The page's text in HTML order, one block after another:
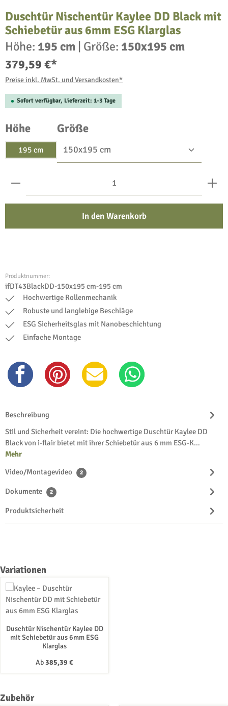
Duschtür Nischentür Kaylee DD Black mit
Schiebetür aus 6mm ESG Klarglas
Höhe: 195 cm | Größe: 150x195 cm
379,59 €*
Preise inkl. MwSt. und Versandkosten*
Sofort verfügbar, Lieferzeit: 1-3 Tage
Höheauswählen
195 cm
Größeauswählen
Produkt Anzahl: Gib den gewünschten Wert ein oder
In den Warenkorb
Produktnummer:
ifDT43BlackDD-150x195 cm-195 cm
Hochwertige Rollenmechanik
Robuste und langlebige Beschläge
ESG Sicherheitsglas mit Nanobeschichtung
Einfache Montage
Beschreibung
Stil und Sicherheit vereint: Die hochwertige Duschtür Kaylee DD
Black von i-flair bietet mit ihrer Schiebetür aus 6 mm ESG-K…
Mehr
Video/Montagevideo
2
Dokumente 2
Produktsicherheit
Produktgalerie überspringen
Variationen
Duschtür Nischentür Kaylee DD
mit Schiebetür aus 6mm ESG
Klarglas
Regulärer Preis:
Ab 385,39 €
Produktgalerie überspringen
Zubehör